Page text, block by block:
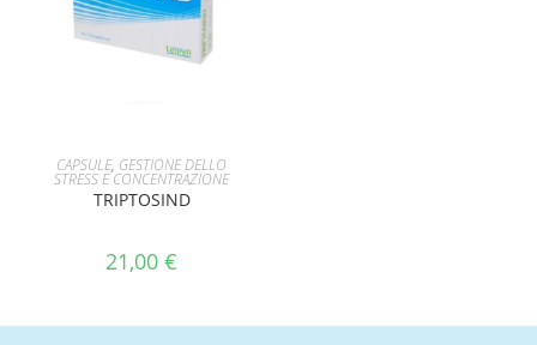
AGGIUNGI AL CARRELLO
CAPSULE, GESTIONE DELLO
STRESS E CONCENTRAZIONE
TRIPTOSIND
21,00€